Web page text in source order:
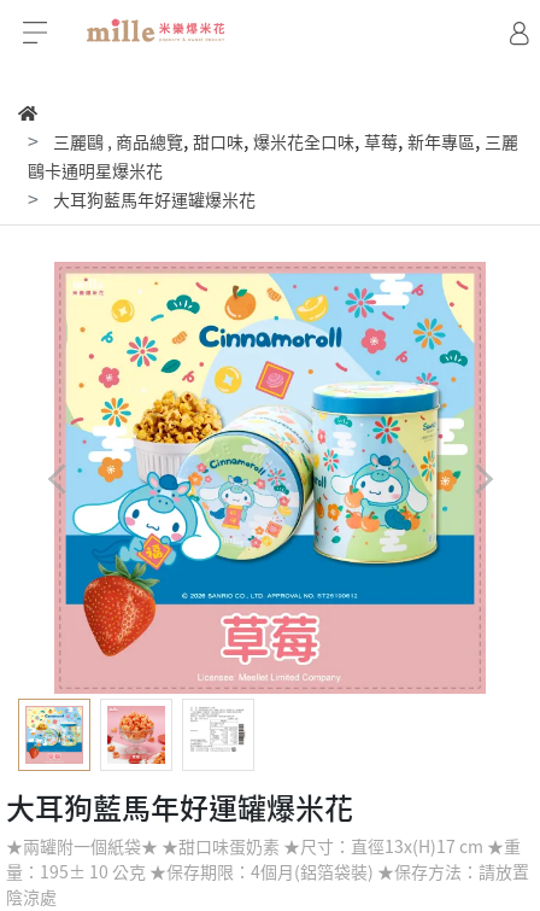
三麗鷗 , 商品總覽, 甜口味, 爆米花全口味, 草莓, 新年專區, 三麗
鷗卡通明星爆米花
大耳狗藍馬年好運罐爆米花
大耳狗藍馬年好運罐爆米花
★兩罐附一個紙袋★ ★甜口味蛋奶素 ★尺寸：直徑13x(H)17 cm ★重
量：195± 10 公克 ★保存期限：4個月(鋁箔袋裝) ★保存方法：請放置
陰涼處